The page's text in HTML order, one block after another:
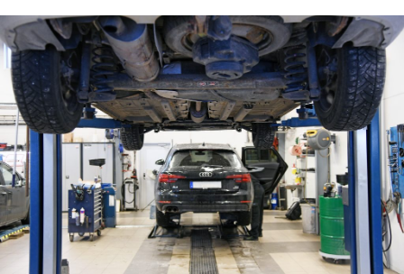
Platsbanken
Läs e-tidningen
Digital prenumeration
Annonsera
Om Motorbranschen
Kontakt